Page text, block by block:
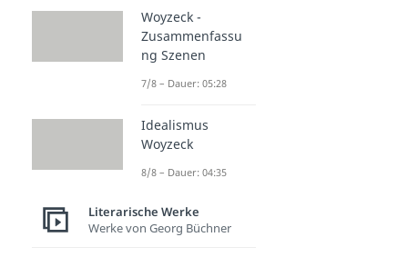
Woyzeck -
Zusammenfassu
ng Szenen
7/8 – Dauer: 05:28
Idealismus
Woyzeck
8/8 – Dauer: 04:35
Literarische Werke
Werke von Georg Büchner